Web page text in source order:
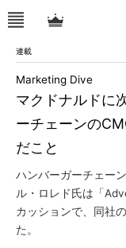
連載
マクドナルドに
ーチェーンの
だこと
Marketing Dive
ハンバーガーチェー
ル・ロレド氏は「
カッションで、同社
た。